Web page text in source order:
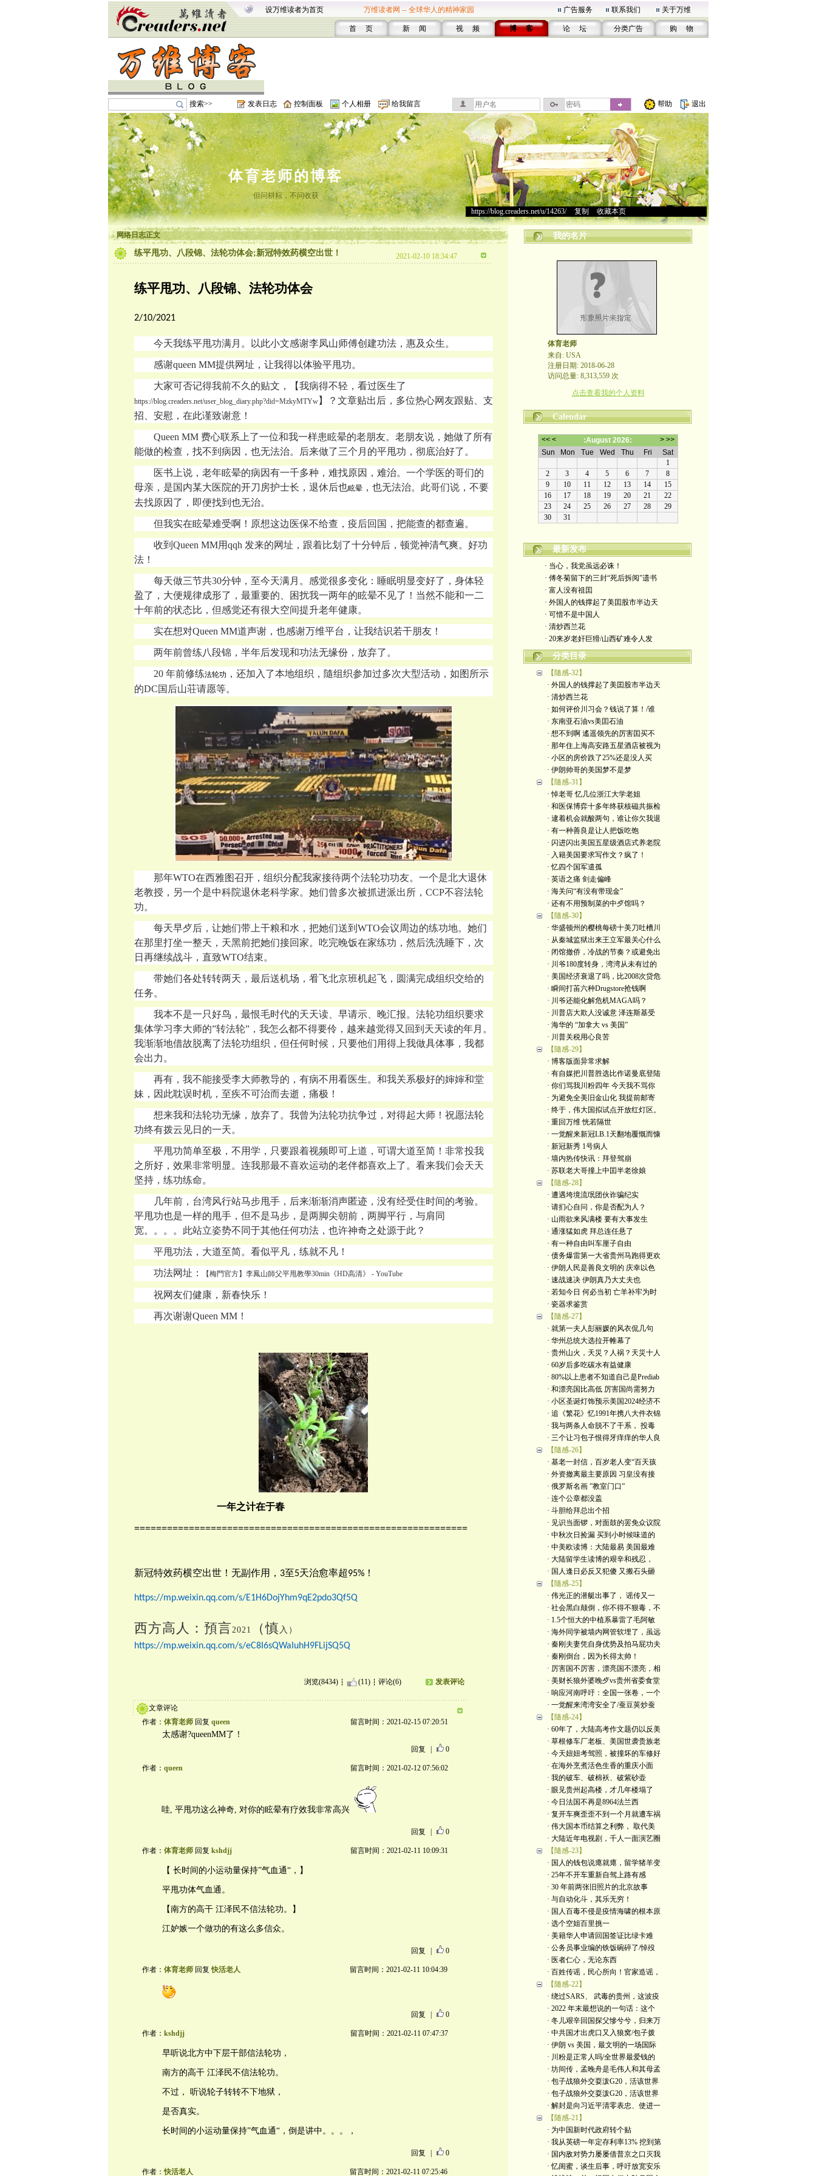
设万维读者为首页 万维读者网 -- 全球华人的精神家园 广告服务 联系我们 关于万维
首 页 新 闻 视 频 博 客 论 坛 分类广告 购 物
搜索>> 发表日志 控制面板 个人相册 给我留言 帮助 退出
体育老师的博客
但问耕耘，不问收获
https://blog.creaders.net/u/14263/> 复制 收藏本页
网络日志正文
练平甩功、八段锦、法轮功体会;新冠特效药横空出世！ 2021-02-10 18:34:47
练平甩功、八段锦、法轮功体会
2/10/2021
今天我练平甩功满月。以此小文感谢李凤山师傅创建功法，惠及众生。
感谢queen MM提供网址，让我得以体验平甩功。
大家可否记得我前不久的贴文，【我病得不轻，看过医生了
https://blog.creaders.net/user_blog_diary.php?did=MzkyMTYw】？文章贴出后，多位热心网友跟贴、支
招、安慰，在此谨致谢意！
Queen MM 费心联系上了一位和我一样患眩晕的老朋友。老朋友说，她做了所有
能做的检查，找不到病因，也无法治。后来做了三个月的平甩功，彻底治好了。
医书上说，老年眩晕的病因有一千多种，难找原因，难治。一个学医的哥们的
母亲，是国内某大医院的开刀房护士长，退休后也眩晕，也无法治。此哥们说，不要
去找原因了，即便找到也无治。
但我实在眩晕难受啊！原想这边医保不给查，疫后回国，把能查的都查遍。
收到 Queen MM用qqh 发来的网址，跟着比划了十分钟后，顿觉神清气爽。好功
法！
每天做三节共30分钟，至今天满月。感觉很多变化：睡眠明显变好了，身体轻
盈了，大便规律成形了，最重要的、困扰我一两年的眩晕不见了！当然不能和一二
十年前的状态比，但感觉还有很大空间提升老年健康。
实在想对Queen MM道声谢，也感谢万维平台，让我结识若干朋友！
两年前曾练八段锦，半年后发现和功法无缘份，放弃了。
20 年前修练法轮功 ，还加入了本地组织，隨组织参加过多次大型活动，如图所示
的DC国后山荘请愿等。
那年WTO在西雅图召开，组织分配我家接待两个法轮功功友。一个是北大退休
老教授，另一个是中科院退休老科学家。她们曾多次被抓进派出所，CCP不容法轮
功。
每天早歺后，让她们带上干粮和水，把她们送到 WTO会议周边的练功地。她们
在那里打坐一整天，天黑前把她们接回家。吃完晚饭在家练功，然后洗洗睡下，次
日再继续战斗，直致WTO结束。
带她们各处转转两天，最后送机场，㸔飞北京班机起飞，圆满完成组织交给的
任务。
我本不是一只好鸟，最恨毛时代的天天读、早请示、晚汇报。法轮功组织要求
集体学习李大师的”转法轮”，我怎么都不得要伶，越来越觉得又回到天天读的年月。
我渐渐地借故脱离了法轮功组织，但任何时候，只要他们用得上我做具体事，我都
会出力。
再有，我不能接受李大师教导的，有病不用看医生。和我关系极好的婶婶和堂
妹，因此耽误时机，至疾不可治而去逝，痛极！
想来我和法轮功无缘，放弃了。我曾为法轮功抗争过，对得起大师！祝愿法轮
功终有拨云见日的一天。
平甩功简单至极，不用学，只要跟着视频即可上道，可谓大道至简！非常投我
之所好，效果非常明显。连我那最不喜欢运动的老伴都喜欢上了。看来我们会天天
坚持，练功练命。
几年前，台湾风行站马步甩手，后来渐渐消声匿迹，没有经受住时间的考验。
平甩功也是一样的甩手，但不是马步，是两脚尖朝前，两脚平行，与肩同
宽。。。。此站立姿势不同于其他任何功法，也许神奇之处源于此？
平甩功法，大道至简。看似平凡，练就不凡！
功法网址： 【梅門官方】李鳳山師父平甩教學30min《HD高清》 - YouTube
祝网友们健康，新春快乐！
再次谢谢Queen MM！
一年之计在于春
=============================================================
新冠特效药横空出世！无副作用， 3至5天治愈率超95%！
https://mp.weixin.qq.com/s/E1H6DojYhm9qE2pdo3Qf5Q
西方高人：預言2021 （慎 入）
https://mp.weixin.qq.com/s/eC8I6sQWaIuhH9FLijSQ5Q
浏览(8434) (11) 评论(6) 发表评论
文章评论
作者： 体育老师回复 queen 留言时间：2021-02-15 07:20:51
太感谢?queenMM了！
回复 0
作者： queen 留言时间：2021-02-12 07:56:02
哇, 平甩功这么神奇, 对你的眩晕有疗效我非常高兴
回复 0
作者： 体育老师回复 kshdjj 留言时间：2021-02-11 10:09:31
【 长时间的小运动量保持”气血通“，】
平甩功体气血通。
【南方的高干 江泽民不信法轮功。】
江妒嫉一个做功的有这么多信众。
回复 0
作者： 体育老师回复快活老人 留言时间：2021-02-11 10:04:39
回复 0
作者： kshdjj 留言时间：2021-02-11 07:47:37
早听说北方中下层干部信法轮功，
南方的高干 江泽民不信法轮功。
不过， 听说轮子转转不下地狱，
是否真实。
长时间的小运动量保持”气血通“，倒是讲中。。。，
回复 0
作者：快活老人 留言时间：2021-02-11 07:25:46
我的名片
体育老师
来自: USA
注册日期: 2018-06-28
访问总量: 8,313,559 次
点击查看我的个人资料
Calendar
最新发布
· 当心，我党虽远必诛！
· 傅冬菊留下的三封“死后拆阅”遗书
· 富人没有祖囯
· 外国人的钱撑起了美囯股市半边天
· 可惜不是中国人
· 清炒西兰花
· 20来岁老奸巨猾/山西矿难令人发
分类目录
【隨感-32】
· 外国人的钱撑起了美囯股市半边天
· 清炒西兰花
· 如何评价川习会？钱说了算！/谁
· 东南亚石油vs美囯石油
· 想不到啊 遙遥领先的厉害囯买不
· 那年住上海高安路五星酒店被视为
· 小区的房价跌了25%还是没人买
· 伊朗帅哥的美国梦不是梦
【隨感-31】
· 悼老哥 忆几位浙江大学老姐
· 和医保博弈十多年终获核磁共振检
· 逮着机会就酸两句，谁让你欠我退
· 有一种善良是让人把饭吃饱
· 闪进闪出美国五星级酒店式养老院
· 入籍美国要求写作文？疯了！
· 忆四个国军遣孤
· 英语之痛 剑走偏峰
· 海关问“有没有带现金”
· 还有不用预制菜的中歺馆吗？
【隨感-30】
· 华盛顿州的樱桃每磅十美刀吐槽川
· 从秦城监狱出来王立军最关心什么
· 闭馆撤侨，冷战的节奏？或避免出
· 川爷180度转身，湾湾从未有过的
· 美国经济衰退了吗，比2008次贷危
· 瞬间打苖六种Drugstore抢钱啊
· 川爷还能化解危机MAGA吗？
· 川普店大欺人没诚意 泽连斯基受
· 海华的 “加拿大 vs 美国”
· 川普关税用心良苦
【隨感-29】
· 博客版面异常求解
· 有自媒把川普胜选比作诺曼底登陆
· 你们骂我川粉四年 今天我不骂你
· 为避免全美旧金山化 我提前邮寄
· 终于，伟大国拟试点开放红灯区。
· 重回万维 恍若隔世
· 一觉醒来新冠LB.1天翻地覆慨而慷
· 新冠新秀 1号病人
· 墙内热传快讯：拜登驾崩
· 苏联老大哥撞上中囯半老徐娘
【隨感-28】
· 遭遇垮境流氓团伙诈骗纪实
· 请扪心自问，你是否配为人？
· 山雨欲来风满楼 要有大事发生
· 通涨猛如虎 拜总连任悬了
· 有一种自由叫车厘子自由
· 债务爆雷第一大省贵州马跑得更欢
· 伊朗人民是善良文明的 庆幸以色
· 速战速决 伊朗真乃大丈夫也
· 若知今日 何必当初 亡羊补牢为时
· 瓷器求鉴赏
【隨感-27】
· 就第一夫人彭丽媛的风衣侃几句
· 华州总统大选拉开帷幕了
· 贵州山火，天災？人祸？天災十人
· 60岁后多吃碳水有益健康
· 80%以上患者不知道自己是Prediab
· 和漂亮国比高低 厉害国尚需努力
· 小区圣诞灯饰预示美国2024经济不
· 追《繁花》忆1991年携八大件衣锦
· 我与两条人命脱不了干系， 投毒
· 三个让习包子恨得牙痒痒的华人良
【隨感-26】
· 基老一封信，百岁老人变“百天孩
· 外资撤离最主要原因 习皇没有接
· 俄罗斯名画 ”教室门口”
· 连个公章都没盖
· 斗胆给拜总出个招
· 见识当面锣，对面鼓的罢免众议院
· 中秋次日捡漏 买到小时候味道的
· 中美欧读博：大陆最易 美国最难
· 大陆留学生读博的艰辛和残忍，
· 国人逢日必反又犯傻 又搬石头砸
【隨感-25】
· 伟光正的潜艇出事了， 谣传又一
· 社会黑白颠倒，你不得不狠毒，不
· 1.5个恒大的中植系暴雷了毛阿敏
· 海外同学被墙内网管软埋了，虽远
· 秦刚夫妻凭自身优势及拍马屁功夫
· 秦刚倒台，因为长得太帅！
· 厉害国不厉害，漂亮国不漂亮，相
· 美财长狼外婆晚歺vs贵州省委食堂
· 响应河南呼吁：全国一张卷，一个
· 一觉醒来湾湾安全了/蚕豆荚炒蚕
【隨感-24】
· 60年了，大陆高考作文题仍以反美
· 草根修车厂老板、美国世袭贵族老
· 今天妞妞考驾照，被撞坏的车修好
· 在海外烹煮活色生香的重庆小面
· 我的破车、破棉袄、破紫砂壶
· 眼见贵州起高楼，才几年楼塌了
· 今日法国不再是8964法兰西
· 复开车爽歪歪不到一个月就遭车祸
· 伟大国本币结算之利弊， 取代美
· 大陆近年电视剧，千人一面演艺圈
【隨感-23】
· 国人的钱包说瘪就瘪，留学猪羊变
· 25年不开车重新自驾上路有感
· 30 年前两张旧照片的北京故事
· 与自动化斗，其乐无穷！
· 国人百毒不侵是疫情海啸的根本原
· 选个空姐百里挑一
· 美籍华人申请回国签证比绿卡难
· 公务员事业编的铁饭碗碎了/悼歿
· 医者仁心，无论东西
· 百姓传谣，民心所向！官家造谣，
【随感-22】
· 绕过SARS、 武毒的贵州，这波疫
· 2022 年末最想说的一句话：这个
· 冬儿艰辛回国探父慘兮兮，归来万
· 中共国才出虎口又入狼窝/包子拨
· 伊朗 vs 美国，最文明的一场国际
· 川粉是正常人吗/全世界最爱钱的
· 坊间传，孟晚舟是毛伟人和其母孟
· 包子战狼外交耍泼G20，活该世界
· 包子战狼外交耍泼G20，活该世界
· 解封是向习近平清零表忠、使进一
【随感-21】
· 为中国新时代政府转个贴
· 我从英磅一年定存利率13% 挖到第
· 国内敌对势力屡屡借普京之口灭我
· 忆闺蜜，谈生后事，呼吁放宽安乐